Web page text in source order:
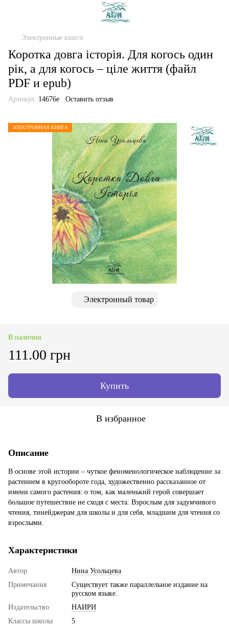
Электронные книги
Коротка довга історія. Для когось один
рік, а для когось – ціле життя (файл
PDF и epub)
Артикул: 14676е Оставить отзыв
ЭЛЕКТРОННАЯ КНИГА
Электронный товар
В наличии
111.00 грн
Купить
В избранное
Описание
В основе этой истории – чуткое феноменологическое наблюдение за
растением в кругообороте года, художественно рассказанное от
имени самого растения: о том, как маленький герой совершает
большое путешествие не сходя с места. Взрослым для задумчивого
чтения, тинейджерам для школы и для себя, младшим для чтения со
взрослыми.
Характеристики
Автор
Нина Усольцева
Примечания
Существует также параллельное издание на
русском языке.
Издательство
НАИРИ
Классы школы
5